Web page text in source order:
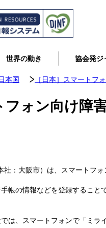
世界の動き 協会発ジ
本国 ［日本］スマートフ
ォン向け障
：大阪市）は、スマートフ
帳の情報などを登録するこ
は、スマートフォンで「ミ